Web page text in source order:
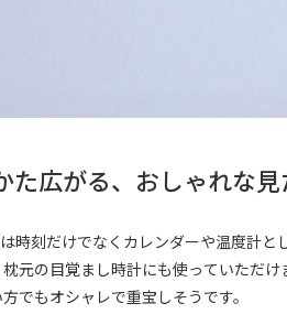
た広がる、おしゃれな
時刻だけでなくカレンダーや温度計
枕元の目覚まし時計にも使っていただ
でもオシャレで重宝しそうです。